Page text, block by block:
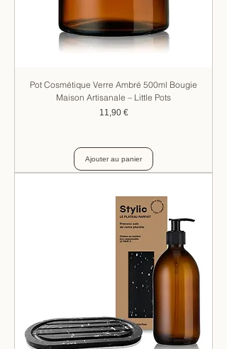
Pot Cosmétique Verre Ambré 500ml Bougie
Maison Artisanale – Little Pots
Prix
11,90 €
Ajouter au panier